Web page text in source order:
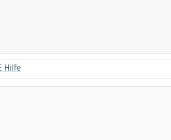
Hilfe